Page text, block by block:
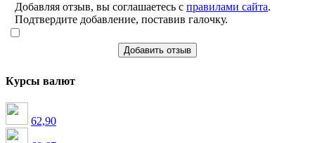
Добавляя отзыв, вы соглашаетесь с правилами сайта.
Подтвердите добавление, поставив галочку.
Добавить отзыв
Курсы валют
62,90